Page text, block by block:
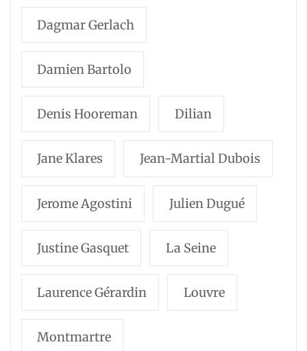
Dagmar Gerlach
Damien Bartolo
Denis Hooreman Dilian
Jane Klares Jean-Martial Dubois
Jerome Agostini Julien Dugué
Justine Gasquet La Seine
Laurence Gérardin Louvre
Montmartre